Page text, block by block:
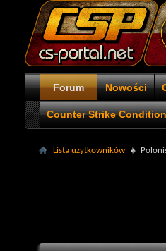
Forum Nowości
Counter Strike
Lista użytkowników